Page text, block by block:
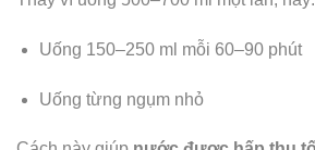
Uống 150–250 ml mỗi 60–90 phút
Uống từng ngụm nhỏ